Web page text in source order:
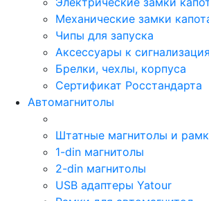
Механические замки
Чипы для запуска
Аксессуары к
Брелки, чехлы, корпуса
Сертификат Росстандарта
Автомагнитолы
Штатные магнитолы и
1-din магнитолы
2-din магнитолы
USB адаптеры Yatour